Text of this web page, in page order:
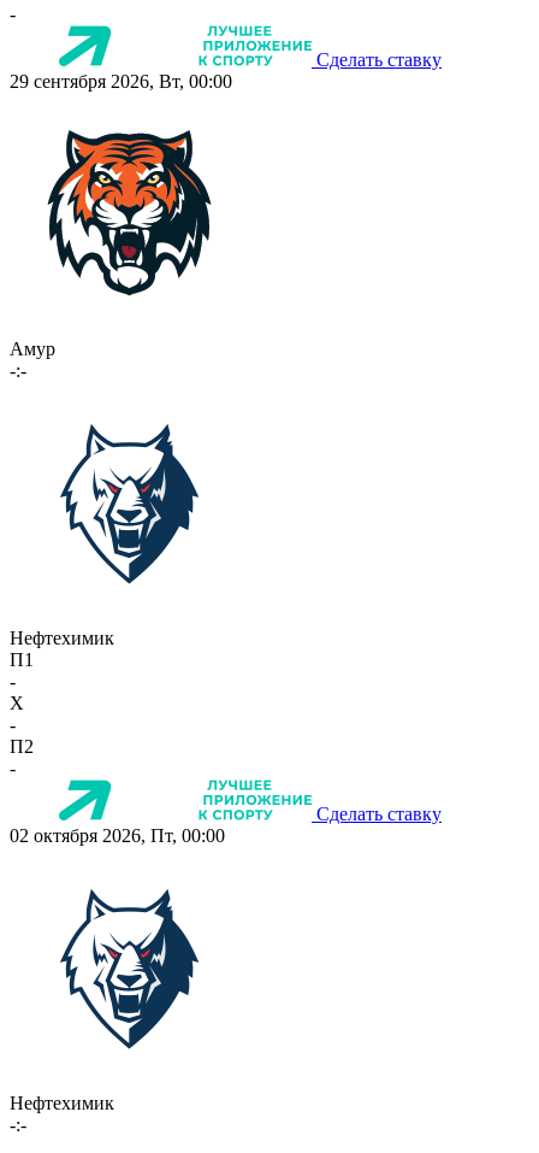
-
Сделать ставку
29 сентября 2026, Вт, 00:00
Амур
-:-
Нефтехимик
П1
-
X
-
П2
-
Сделать ставку
02 октября 2026, Пт, 00:00
Нефтехимик
-:-